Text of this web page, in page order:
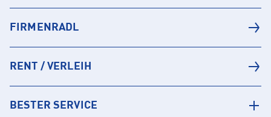
FIRMENRADL
RENT / VERLEIH
BESTER SERVICE